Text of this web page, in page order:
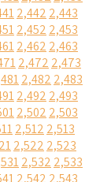
2,442 2,443
2,452 2,453
2,462 2,463
2,472 2,473
2,482 2,483
2,492 2,493
2,502 2,503
2,512 2,513
2,522 2,523
2,532 2,533